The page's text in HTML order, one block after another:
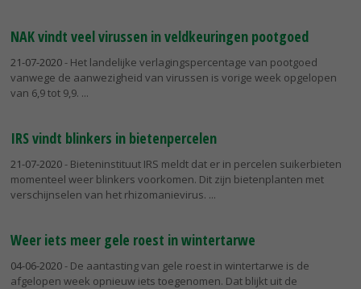
NAK vindt veel virussen in veldkeuringen pootgoed
21-07-2020- Het landelijke verlagingspercentage van pootgoed
vanwege de aanwezigheid van virussen is vorige week opgelopen
van 6,9 tot 9,9.
IRS vindt blinkers in bietenpercelen
21-07-2020- Bieteninstituut IRS meldt dat er in percelen suikerbieten
momenteel weer blinkers voorkomen. Dit zijn bietenplanten met
verschijnselen van het rhizomanievirus.
Weer iets meer gele roest in wintertarwe
04-06-2020- De aantasting van gele roest in wintertarwe is de
afgelopen week opnieuw iets toegenomen. Dat blijkt uit de